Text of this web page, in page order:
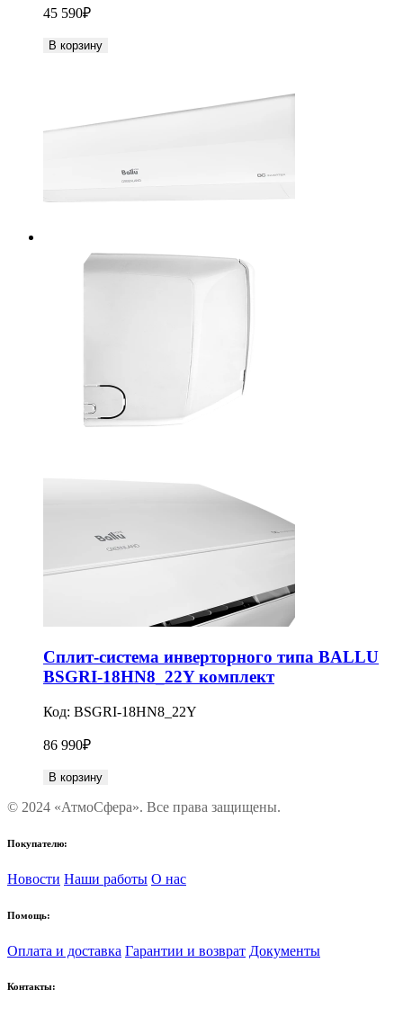
45 590₽
В корзину
Сплит-система инверторного типа BALLU
BSGRI-18HN8_22Y комплект
Код: BSGRI-18HN8_22Y
86 990₽
В корзину
© 2024 «АтмоСфера». Все права защищены.
Покупателю:
Новости Наши работы О нас
Помощь:
Оплата и доставка Гарантии и возврат Документы
Контакты: